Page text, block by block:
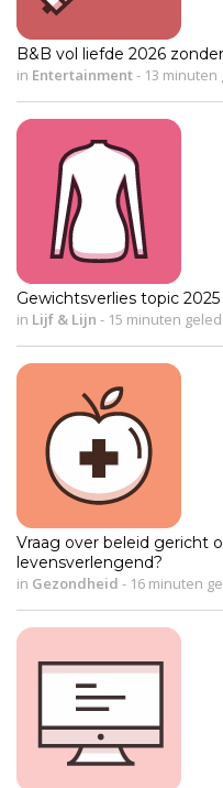
B&B vol liefde 2026
in Entertainment- 13 minuten
Gewichtsverlies topic
in Lijf & Lijn - 15 minuten
Vraag over beleid gericht
levensverlengend?
in Gezondheid - 16 minuten